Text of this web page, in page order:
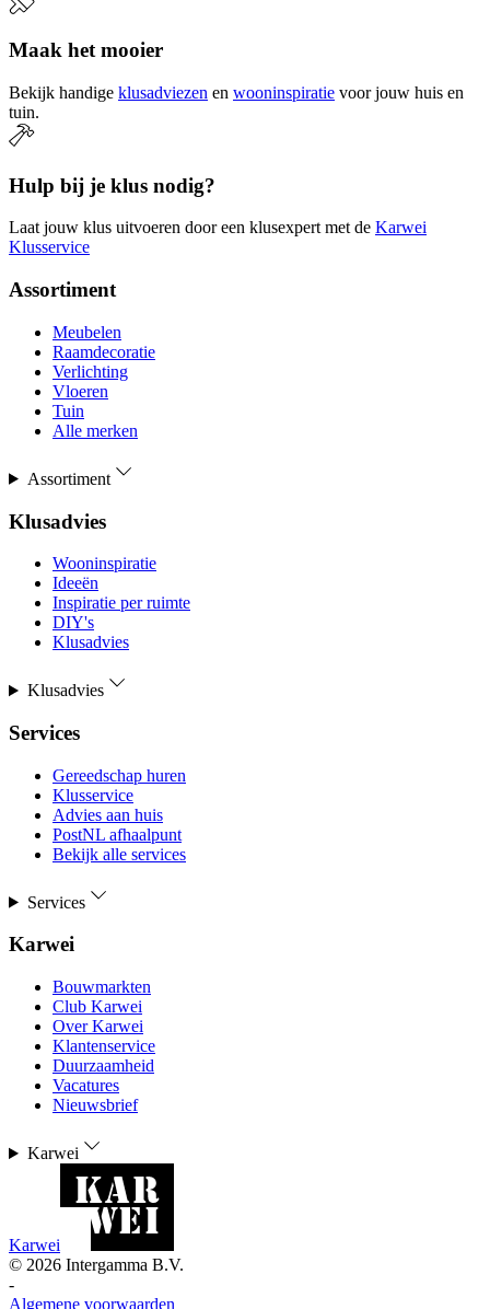
Maak het mooier
Bekijk handige klusadviezen en wooninspiratie voor jouw huis en
tuin.
Hulp bij je klus nodig?
Laat jouw klus uitvoeren door een klusexpert met de Karwei
Klusservice
Assortiment
Meubelen
Raamdecoratie
Verlichting
Vloeren
Tuin
Alle merken
Assortiment
Klusadvies
Wooninspiratie
Ideeën
Inspiratie per ruimte
DIY's
Klusadvies
Klusadvies
Services
Gereedschap huren
Klusservice
Advies aan huis
PostNL afhaalpunt
Bekijk alle services
Services
Karwei
Bouwmarkten
Club Karwei
Over Karwei
Klantenservice
Duurzaamheid
Vacatures
Nieuwsbrief
Karwei
Karwei
© 2026 Intergamma B.V.
-
Algemene voorwaarden